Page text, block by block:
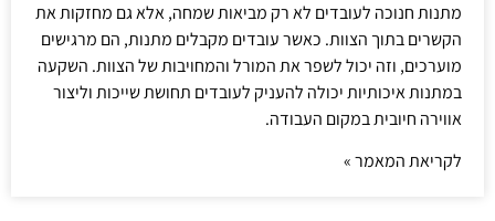
מתנות חנוכה לעובדים לא רק מביאות שמחה, אלא גם מחזקות את
הקשרים בתוך הצוות. כאשר עובדים מקבלים מתנות, הם מרגישים
מוערכים, וזה יכול לשפר את המורל והמחויבות של הצוות. השקעה
במתנות איכותיות יכולה להעניק לעובדים תחושת שייכות וליצור
אווירה חיובית במקום העבודה.
לקריאת המאמר »